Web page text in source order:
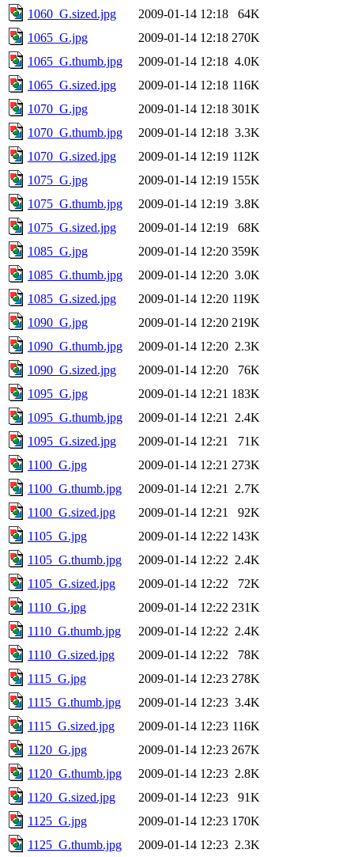
1060_G.sized.jpg
2009-01-14 12:18
64K
1065_G.jpg
2009-01-14 12:18 270K
1065_G.thumb.jpg
2009-01-14 12:18 4.0K
1065_G.sized.jpg
2009-01-14 12:18 116K
1070_G.jpg
2009-01-14 12:18 301K
1070_G.thumb.jpg
2009-01-14 12:18 3.3K
1070_G.sized.jpg
2009-01-14 12:19 112K
1075_G.jpg
2009-01-14 12:19 155K
1075_G.thumb.jpg
2009-01-14 12:19 3.8K
1075_G.sized.jpg
2009-01-14 12:19
68K
1085_G.jpg
2009-01-14 12:20 359K
1085_G.thumb.jpg
2009-01-14 12:20 3.0K
1085_G.sized.jpg
2009-01-14 12:20 119K
1090_G.jpg
2009-01-14 12:20 219K
1090_G.thumb.jpg
2009-01-14 12:20 2.3K
1090_G.sized.jpg
2009-01-14 12:20
76K
1095_G.jpg
2009-01-14 12:21 183K
1095_G.thumb.jpg
2009-01-14 12:21
2.4K
1095_G.sized.jpg
2009-01-14 12:21
71K
1100_G.jpg
2009-01-14 12:21 273K
1100_G.thumb.jpg
2009-01-14 12:21
2.7K
1100_G.sized.jpg
2009-01-14 12:21
92K
1105_G.jpg
2009-01-14 12:22 143K
1105_G.thumb.jpg
2009-01-14 12:22 2.4K
1105_G.sized.jpg
2009-01-14 12:22
72K
1110_G.jpg
2009-01-14 12:22 231K
1110_G.thumb.jpg
2009-01-14 12:22 2.4K
1110_G.sized.jpg
2009-01-14 12:22
78K
1115_G.jpg
2009-01-14 12:23 278K
1115_G.thumb.jpg
2009-01-14 12:23 3.4K
1115_G.sized.jpg
2009-01-14 12:23 116K
1120_G.jpg
2009-01-14 12:23 267K
1120_G.thumb.jpg
2009-01-14 12:23 2.8K
1120_G.sized.jpg
2009-01-14 12:23
91K
1125_G.jpg
2009-01-14 12:23 170K
1125_G.thumb.jpg
2009-01-14 12:23 2.3K